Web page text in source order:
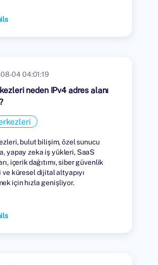
04 04:01:19
neden IPv4 adres alanı
bulut bilişim, özel sunucu
yapay zeka iş yükleri, SaaS
içerik dağıtımı, siber güvenlik
küresel dijital altyapıyı
için hızla genişliyor.